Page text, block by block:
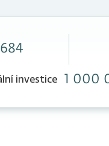
investice 1 000